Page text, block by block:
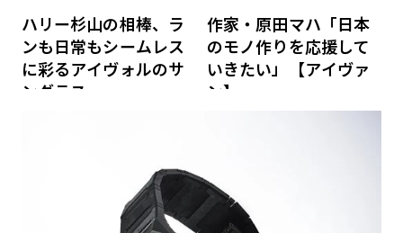
ハリー杉山の相棒、ラ
ンも日常もシームレス
に彩るアイヴォルのサ
ングラス
作家・原田マハ「日本
のモノ作りを応援して
いきたい」【アイヴァ
ン】